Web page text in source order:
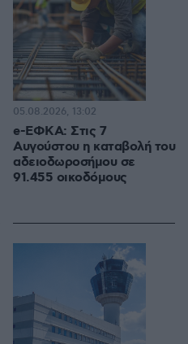
e-ΕΦΚΑ: Στις 7
Αυγούστου η καταβολή του
αδειοδωροσήμου σε
91.455 οικοδόμους
05.08.2026, 13:02